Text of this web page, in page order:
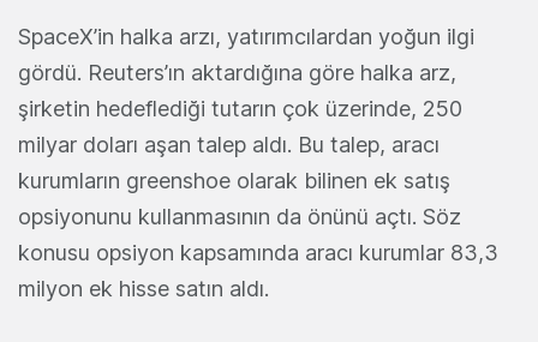
SpaceX’in halka arzı, yatırımcılardan yoğun ilgi
gördü. Reuters’ın aktardığına göre halka arz,
şirketin hedeflediği tutarın çok üzerinde, 250
milyar doları aşan talep aldı. Bu talep, aracı
kurumların greenshoe olarak bilinen ek satış
opsiyonunu kullanmasının da önünü açtı. Söz
konusu opsiyon kapsamında aracı kurumlar 83,3
milyon ek hisse satın aldı.